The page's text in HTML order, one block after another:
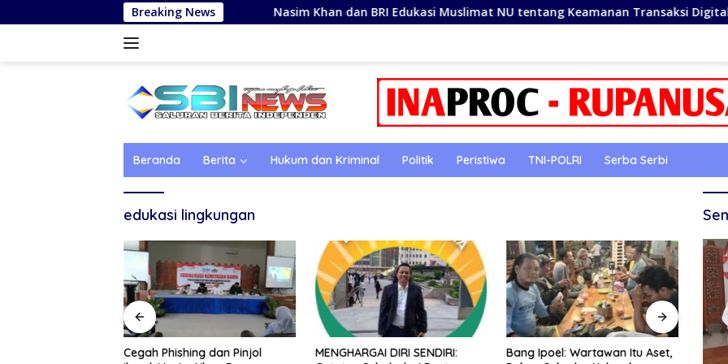
ke
Breaking News Nasim Khan dan BRI Edukasi Muslimat NU tentang Keamanan Transaksi Digital dan
Beranda Berita Hukum dan Kriminal Politik Peristiwa TNI-POLRI Serba Serbi
edukasi lingkungan
Cegah Phishing dan Pinjol
MENGHARGAI DIRI SENDIRI:
Bang Ipoel: Wartawan Itu Aset,